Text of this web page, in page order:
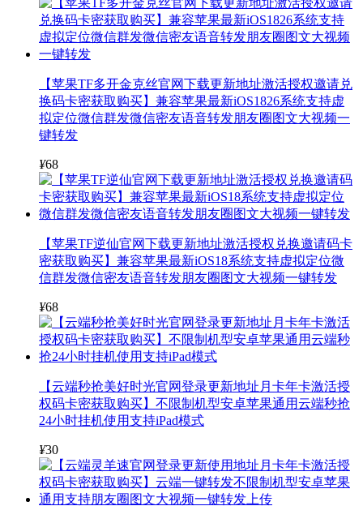
【苹果TF多开金克丝官网下载更新地址激活授权邀请兑
换码卡密获取购买】兼容苹果最新iOS1826系统支持虚
拟定位微信群发微信密友语音转发朋友圈图文大视频一
键转发
¥68
【苹果TF逆仙官网下载更新地址激活授权兑换邀请码卡
密获取购买】兼容苹果最新iOS18系统支持虚拟定位微
信群发微信密友语音转发朋友圈图文大视频一键转发
¥68
【云端秒抢美好时光官网登录更新地址月卡年卡激活授
权码卡密获取购买】不限制机型安卓苹果通用云端秒抢
24小时挂机使用支持iPad模式
¥30